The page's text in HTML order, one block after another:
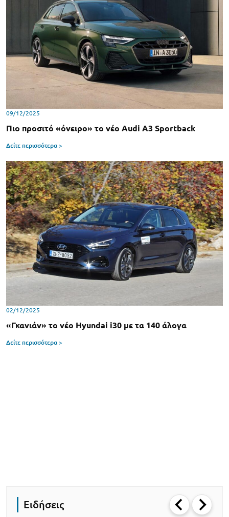
09/12/2025
Πιο προσιτό «όνειρο» το νέο Audi A3 Sportback
Δείτε περισσότερα >
02/12/2025
«Γκανιάν» το νέο Hyundai i30 με τα 140 άλογα
Δείτε περισσότερα >
Ειδήσεις